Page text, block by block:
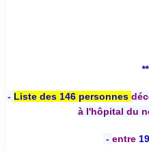
- Liste des 146 personnes
à l'hôpital du
- entre